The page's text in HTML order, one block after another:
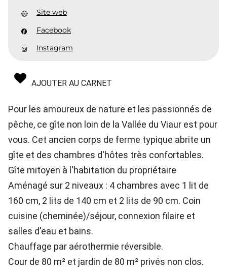
Site web
Facebook
Instagram
AJOUTER AU CARNET
Pour les amoureux de nature et les passionnés de
pêche, ce gîte non loin de la Vallée du Viaur est pour
vous. Cet ancien corps de ferme typique abrite un
gîte et des chambres d'hôtes très confortables.
Gîte mitoyen à l'habitation du propriétaire
Aménagé sur 2 niveaux : 4 chambres avec 1 lit de
160 cm, 2 lits de 140 cm et 2 lits de 90 cm. Coin
cuisine (cheminée)/séjour, connexion filaire et
salles d'eau et bains.
Chauffage par aérothermie réversible.
Cour de 80 m² et jardin de 80 m² privés non clos.